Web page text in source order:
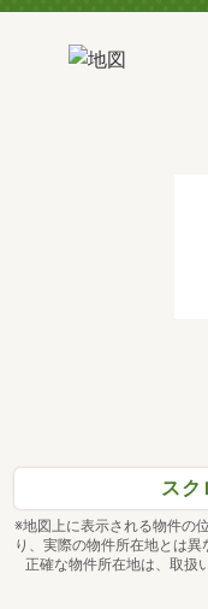
スク
※地図上に表示される物件の
り、実際の物件所在地とは異
正確な物件所在地は、取扱